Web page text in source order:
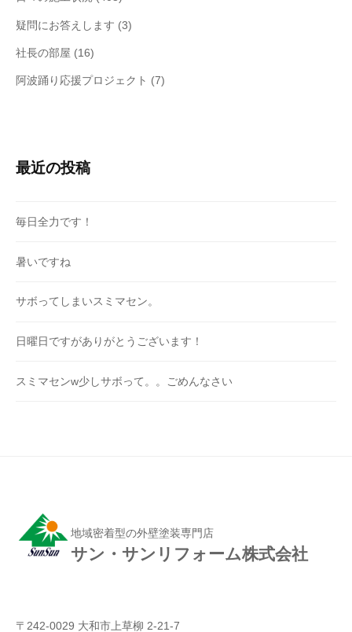
疑問にお答えします (3)
社長の部屋 (16)
阿波踊り応援プロジェクト (7)
最近の投稿
毎日全力です！
暑いですね
サボってしまいスミマセン。
日曜日ですがありがとうございます！
スミマセンw少しサボって。。ごめんなさい
地域密着型の外壁塗装専門店
サン・サンリフォーム株式会社
〒242-0029 大和市上草柳 2-21-7